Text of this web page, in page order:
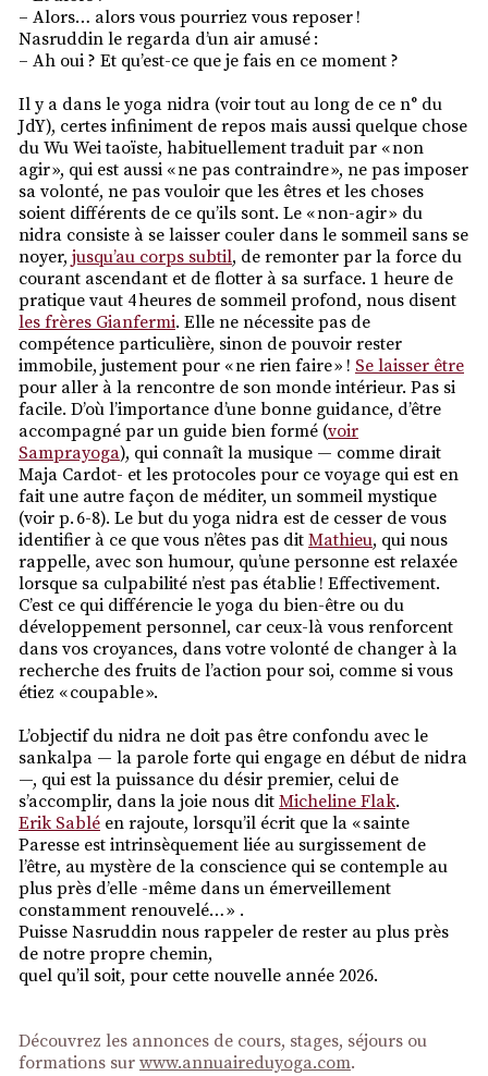
– Alors… alors vous pourriez vous reposer !
Nasruddin le regarda d’un air amusé :
– Ah oui ? Et qu’est-ce que je fais en ce moment ?
Il y a dans le yoga nidra (voir tout au long de ce n° du
JdY), certes infiniment de repos mais aussi quelque chose
du Wu Wei taoïste, habituellement traduit par « non
agir », qui est aussi « ne pas contraindre », ne pas imposer
sa volonté, ne pas vouloir que les êtres et les choses
soient différents de ce qu’ils sont. Le « non-agir » du
nidra consiste à se laisser couler dans le sommeil sans se
noyer, jusqu’au corps subtil, de remonter par la force du
courant ascendant et de flotter à sa surface. 1 heure de
pratique vaut 4 heures de sommeil profond, nous disent
les frères Gianfermi. Elle ne nécessite pas de
compétence particulière, sinon de pouvoir rester
immobile, justement pour « ne rien faire » ! Se laisser être
pour aller à la rencontre de son monde intérieur. Pas si
facile. D’où l’importance d’une bonne guidance, d’être
accompagné par un guide bien formé (voir
Samprayoga), qui connaît la musique — comme dirait
Maja Cardot- et les protocoles pour ce voyage qui est en
fait une autre façon de méditer, un sommeil mystique
(voir p. 6-8). Le but du yoga nidra est de cesser de vous
identifier à ce que vous n’êtes pas dit Mathieu, qui nous
rappelle, avec son humour, qu’une personne est relaxée
lorsque sa culpabilité n’est pas établie ! Effectivement.
C’est ce qui différencie le yoga du bien-être ou du
développement personnel, car ceux-là vous renforcent
dans vos croyances, dans votre volonté de changer à la
recherche des fruits de l’action pour soi, comme si vous
étiez « coupable ».
L’objectif du nidra ne doit pas être confondu avec le
sankalpa — la parole forte qui engage en début de nidra
—, qui est la puissance du désir premier, celui de
s’accomplir, dans la joie nous dit Micheline Flak.
Erik Sablé en rajoute, lorsqu’il écrit que la « sainte
Paresse est intrinsèquement liée au surgissement de
l’être, au mystère de la conscience qui se contemple au
plus près d’elle -même dans un émerveillement
constamment renouvelé… » .
Puisse Nasruddin nous rappeler de rester au plus près
de notre propre chemin,
quel qu’il soit, pour cette nouvelle année 2026.
Découvrez les annonces de cours, stages, séjours ou
formations sur www.annuaireduyoga.com.